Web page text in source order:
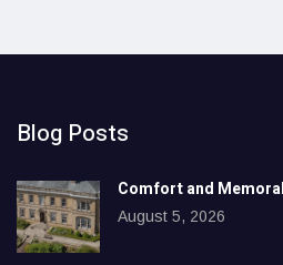
Blog Posts
Comfort and
August 5, 2026